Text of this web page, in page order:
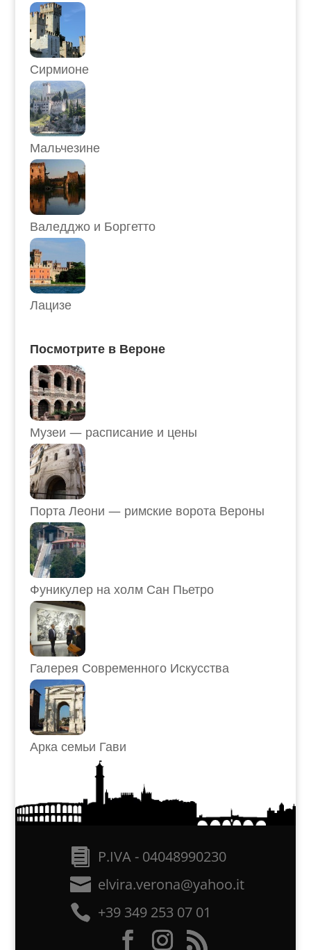
Сирмионе
Мальчезине
Валедджо и Боргетто
Лацизе
Посмотрите в Вероне
Музеи — расписание и цены
Порта Леони — римские ворота Вероны
Фуникулер на холм Сан Пьетро
Галерея Современного Искусства
Арка семьи Гави
P.IVA - 04048990230
elvira.verona@yahoo.it
+39 349 253 07 01